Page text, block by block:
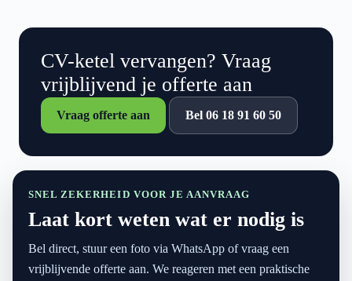
CV-ketel vervangen? Vraag
vrijblijvend je offerte aan
Vraag offerte aan Bel 06 18 91 60 50
SNEL ZEKERHEID VOOR JE AANVRAAG
Laat kort weten wat er nodig is
Bel direct, stuur een foto via WhatsApp of vraag een
vrijblijvende offerte aan. We reageren met een praktische